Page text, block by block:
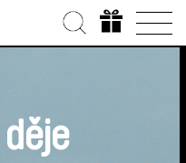
děje